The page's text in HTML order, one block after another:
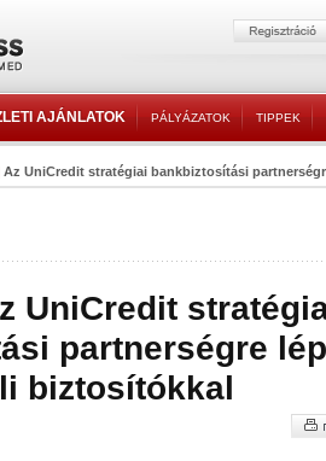
AJÁNLATOK PÁLYÁZATOK TIPPEK
Az UniCredit stratégiai bankbiztosítási
UniCredit
partnerségre
biztosítókkal